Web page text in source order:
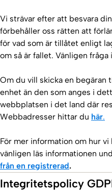
Vi strävar efter att besvara
förbehåller oss rätten att
för vad som är tillåtet enligt
om så är fallet. Vänligen
Om du vill skicka en begäran
enhet än den som anges i
webbplatsen i det land där
Webbadresser hittar du här.
För mer information om hur
vänligen läs informationen
från en registrerad.
Integritetspolicy